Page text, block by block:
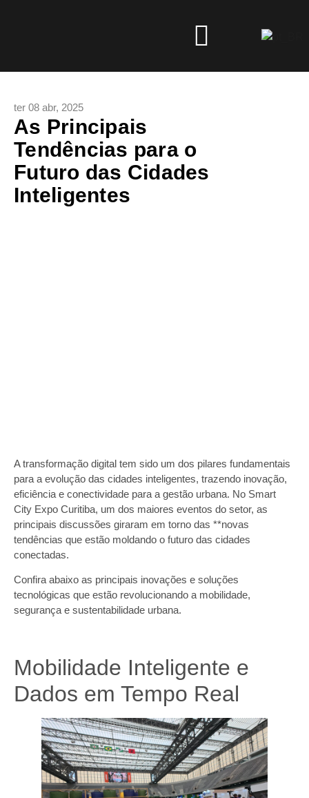
ter 08 abr, 2025
As Principais
Tendências para o
Futuro das Cidades
Inteligentes
A transformação digital tem sido um dos pilares fundamentais
para a evolução das cidades inteligentes, trazendo inovação,
eficiência e conectividade para a gestão urbana. No Smart
City Expo Curitiba, um dos maiores eventos do setor, as
principais discussões giraram em torno das **novas
tendências que estão moldando o futuro das cidades
conectadas.
Confira abaixo as principais inovações e soluções
tecnológicas que estão revolucionando a mobilidade,
segurança e sustentabilidade urbana.
Mobilidade Inteligente e
Dados em Tempo Real